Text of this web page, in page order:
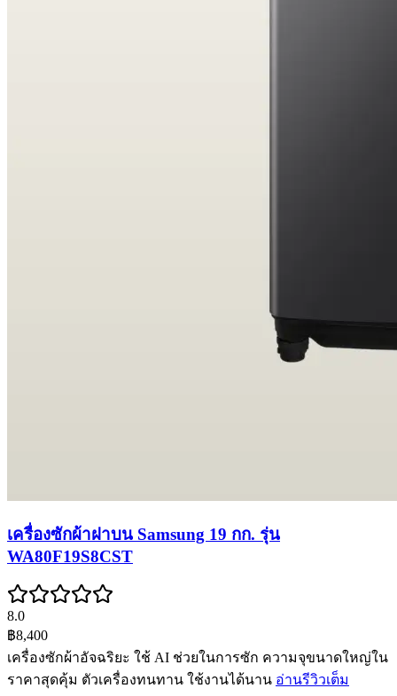
เครื่องซักผ้าฝาบน Samsung 19 กก. รุ่น
WA80F19S8CST
8.0
฿8,400
เครื่องซักผ้าอัจฉริยะ ใช้ AI ช่วยในการซัก ความจุขนาดใหญ่ใน
ราคาสุดคุ้ม ตัวเครื่องทนทาน ใช้งานได้นาน อ่านรีวิวเต็ม